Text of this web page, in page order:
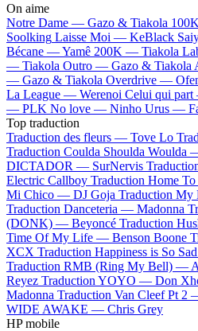
On aime
Notre Dame — Gazo & Tiakola
Soolking Laisse Moi — KeBlack
Bécane —Yamê 200K — Tiakola
— Tiakola Outro — Gazo & Tiakola
— Gazo & Tiakola Overdrive —
La League — Werenoi Celui qui
— PLK No love — Ninho Urus —
Top traduction
Traduction des fleurs — Tove Lo
Traduction Coulda Shoulda Woulda
DICTADOR — SurNervis
Electric Callboy Traduction Home
Mi Chico — DJ Goja Traduction
Traduction Danceteria — Madonna
(DONK) — Beyoncé Traduction
Time Of My Life — Benson Boone
XCX Traduction Happiness is So
Traduction RMB (Ring My Bell) —
Reyez Traduction YOYO — Don
Madonna Traduction Van Cleef Pt 2
WIDE AWAKE — Chris Grey
HP mobile